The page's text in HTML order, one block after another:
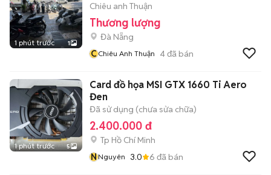
1 phút trước 1
Chiêu anh Thuận
Thương lượng
Đà Nẵng
CChiêu Anh Thuận 4đã bán
1 phút trước 5
Card đồ họa MSI GTX 1660 Ti Aero
Đen
Đã sử dụng (chưa sửa chữa)
2.400.000 đ
Tp Hồ Chí Minh
NNguyên 3.0 6 đã bán